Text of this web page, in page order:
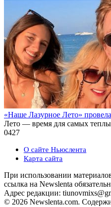
«Наше Лазурное Лето»
Лето — время для самых
0427
О сайте Ньюслента
Карта сайта
При использовании
ссылка на Newslenta
Адрес редакции:
© 2026 Newslenta.com.